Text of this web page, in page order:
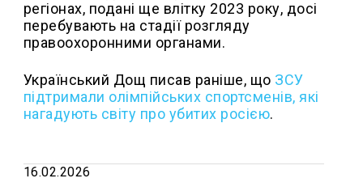
регіонах, подані ще влітку 2023 року, досі
перебувають на стадії розгляду
правоохоронними органами.
Український Дощ писав раніше, що ЗСУ
підтримали олімпійських спортсменів, які
нагадують світу про убитих росією.
16.02.2026